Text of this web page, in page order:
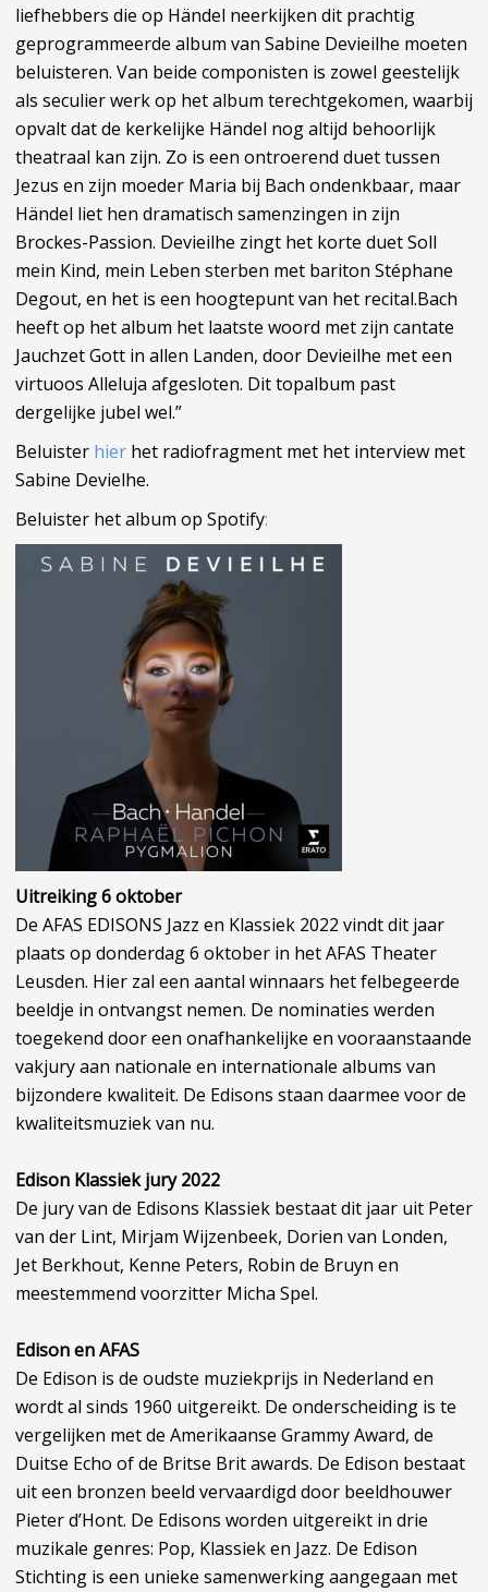
liefhebbers die op Händel neerkijken dit prachtig
geprogrammeerde album van Sabine Devieilhe moeten
beluisteren. Van beide componisten is zowel geestelijk
als seculier werk op het album terechtgekomen, waarbij
opvalt dat de kerkelijke Händel nog altijd behoorlijk
theatraal kan zijn. Zo is een ontroerend duet tussen
Jezus en zijn moeder Maria bij Bach ondenkbaar, maar
Händel liet hen dramatisch samenzingen in zijn
Brockes-Passion. Devieilhe zingt het korte duet Soll
mein Kind, mein Leben sterben met bariton Stéphane
Degout, en het is een hoogtepunt van het recital.Bach
heeft op het album het laatste woord met zijn cantate
Jauchzet Gott in allen Landen, door Devieilhe met een
virtuoos Alleluja afgesloten. Dit topalbum past
dergelijke jubel wel.”
Beluister hier het radiofragment met het interview met
Sabine Devielhe.
Beluister het album op Spotify:
Uitreiking 6 oktober
De AFAS EDISONS Jazz en Klassiek 2022 vindt dit jaar
plaats op donderdag 6 oktober in het AFAS Theater
Leusden. Hier zal een aantal winnaars het felbegeerde
beeldje in ontvangst nemen. De nominaties werden
toegekend door een onafhankelijke en vooraanstaande
vakjury aan nationale en internationale albums van
bijzondere kwaliteit. De Edisons staan daarmee voor de
kwaliteitsmuziek van nu.
Edison Klassiek jury 2022
De jury van de Edisons Klassiek bestaat dit jaar uit Peter
van der Lint, Mirjam Wijzenbeek, Dorien van Londen,
Jet Berkhout, Kenne Peters, Robin de Bruyn en
meestemmend voorzitter Micha Spel.
Edison en AFAS
De Edison is de oudste muziekprijs in Nederland en
wordt al sinds 1960 uitgereikt. De onderscheiding is te
vergelijken met de Amerikaanse Grammy Award, de
Duitse Echo of de Britse Brit awards. De Edison bestaat
uit een bronzen beeld vervaardigd door beeldhouwer
Pieter d’Hont. De Edisons worden uitgereikt in drie
muzikale genres: Pop, Klassiek en Jazz. De Edison
Stichting is een unieke samenwerking aangegaan met